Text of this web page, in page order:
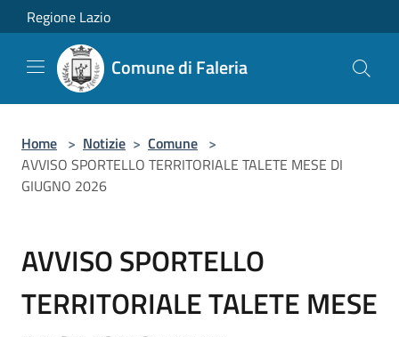
Salta al contenuto principale
Regione Lazio
Comune di Faleria
Home > Notizie > Comune >
AVVISO SPORTELLO TERRITORIALE TALETE MESE DI
GIUGNO 2026
AVVISO SPORTELLO
TERRITORIALE TALETE MESE